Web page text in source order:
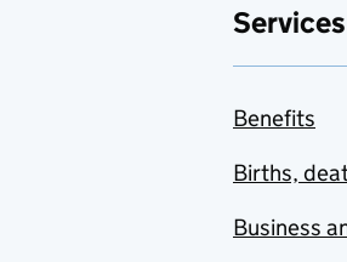
Benefits
Births,
Business